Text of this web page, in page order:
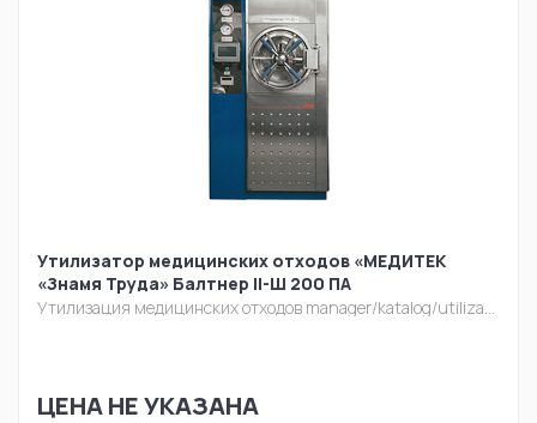
Утилизатор медицинских отходов «МЕДИТЕК
«Знамя Труда» Балтнер II-Ш 200 ПА
Утилизация медицинских отходов manager/katalog/utilizacia/baltner-sh-pa.jpg
ЦЕНА НЕ УКАЗАНА